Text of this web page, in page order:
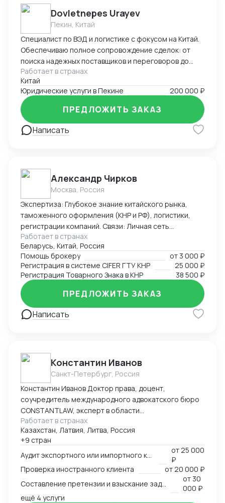
Dovletnepes Urayev
Пекин, Китай
Специалист по ВЭД и логистике с фокусом на Китай.
Обеспечиваю полное сопровождение сделок: от
поиска надежных поставщиков и переговоров до
таможенного оформления и решения
нестандартных задач. Свободно владею китайским,
русским и английским.
Работает в странах
Китай
Юридические услуги в Пекине
200 000 ₽
Написать
ПРЕДЛОЖИТЬ ЗАКАЗ
Александр Чирков
Москва, Россия
Экспертиза: Глубокое знание китайского рынка,
таможенного оформления (КНР и РФ), логистики,
регистрации компаний. Связи: Личная сеть
контактов в китайских таможенных органах, банках,
правительственных структурах (Харбин, Хэйхэ,
Хэйлунцзян, Ченду, Хайнань), среди крупных
корпораций (PetroChina, Sinopec, Haier и другие).
Достижения: Первым легализовал ввоз иван-чая и
меда с чагой в Китай, регистрировал сложную
продукцию в CIFER, организовывал поставки
охраняемых видов рыб и ее икры, поднимал обороты
инвесторами в международных кооперациях в
Работает в странах
Беларусь, Китай, Россия
Помощь брокеру
от 3 000 ₽
Регистрация в системе CIFER ГТУ КНР
25 000 ₽
Регистрация Товарного Знака в КНР
38 500 ₽
Написать
ПРЕДЛОЖИТЬ ЗАКАЗ
Константин Иванов
Санкт-Петербург, Россия
Константин Иванов Доктор права, доцент,
соучредитель международного адвокатского бюро
CONSTANTLAW, эксперт в области
внешнеэкономической деятельности,
сопровождения международных сделок и решения
внешнеэкономических споров. Международный
арбитр (Рижский третейский суд / Рига, Латвия,
международный арбитражный суд IAC / Алматы,
Казахстан).
Работает в странах
Казахстан, Латвия, Литва, Россия
+9 стран
от25 000
₽
Проверка иностранного клиента
от20 000 ₽
от 30
000 ₽
ещё 4 услуги